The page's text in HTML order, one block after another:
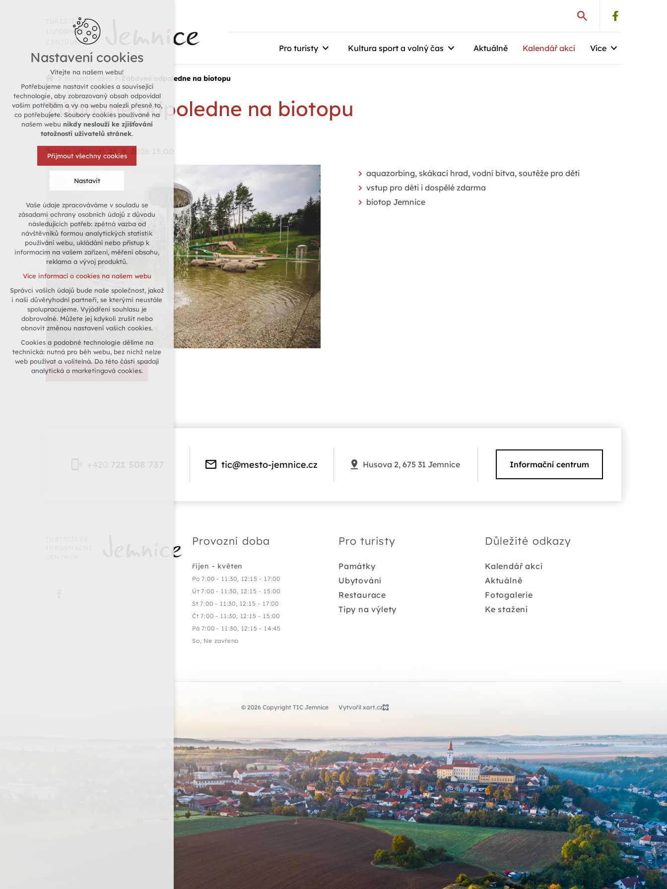
TURISTICKÉ
INFORMAČNÍ
CENTRUM
Pro turisty Kultura sport a volný čas Aktuálně Kalendář akcí Více
Zábavné odpoledne na biotopu
Zábavné odpoledne na biotopu
Termín události: 26. 6. 2026 15:00
aquazorbing, skákací hrad, vodní bitva, soutěže pro děti
vstup pro děti i dospělé zdarma
biotop Jemnice
ZPĚT NA KALENDÁŘ
tic@mesto-jemnice.cz Husova 2, 675 31 Jemnice Informační centrum
Provozní doba
říjen - květen
Po 7:00 - 11:30, 12:15 - 17:00
Út 7:00 - 11:30, 12:15 - 15:00
St 7:00 - 11:30, 12:15 - 17:00
Čt 7:00 - 11:30, 12:15 - 15:00
Pá 7:00 - 11:30, 12:15 - 14:45
So, Ne zavřeno
Pro turisty
Památky
Ubytování
Restaurace
Tipy na výlety
Důležité odkazy
Kalendář akcí
Aktuálně
Fotogalerie
Ke stažení
© 2026 Copyright TIC Jemnice Vytvořil xart.cz
Nastavení cookies
Vítejte na našem webu!
Potřebujeme nastavit cookies a související
technologie, aby zobrazovaný obsah odpovídal
vašim potřebám a vy na webu nalezli přesně to,
co potřebujete. Soubory cookies používané na
našem webu nikdy neslouží ke zjišťování
totožnosti uživatelů stránek.
Přijmout všechny cookies
Nastavit
Technická cookies
nutná pro provozování webu
udržení kontextu stránek (session):
případná přihlášení, volby jazyka, apod.
Volitelná cookies
vyhodnocení návštěvnosti
marketingová cookies (Google)
Více informací o cookies na našem webu
Odmítnout vše
Vaše údaje zpracováváme v souladu se
zásadami ochrany osobních údajů z důvodu
následujících potřeb: zpětná vazba od
návštěvníků formou analytických statistik
používání webu, ukládání nebo přístup k
informacím na vašem zařízení, měření obsahu,
reklama a vývoj produktů.
Více informací o cookies na našem webu
Správci vašich údajů bude naše společnost, jakož
i naši důvěryhodní partneři, se kterými neustále
spolupracujeme. Vyjádření souhlasu je
dobrovolné. Můžete jej kdykoli zrušit nebo
obnovit změnou nastavení vašich cookies.
Cookies a podobné technologie dělíme na
technická: nutná pro běh webu, bez nichž nelze
web používat a volitelná. Do této části spadají
analytická a marketingová cookies.